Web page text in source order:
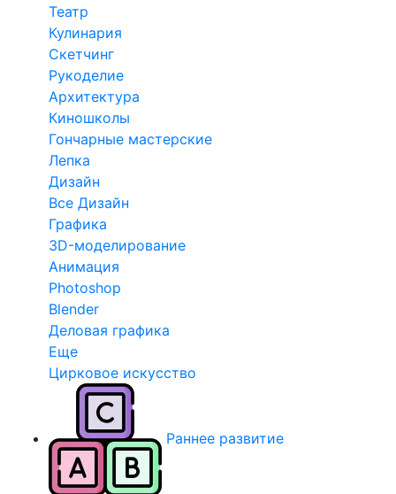
Театр
Кулинария
Скетчинг
Рукоделие
Архитектура
Киношколы
Гончарные мастерские
Лепка
Дизайн
Все Дизайн
Графика
3D-моделирование
Анимация
Photoshop
Blender
Деловая графика
Еще
Цирковое искусство
Раннее развитие